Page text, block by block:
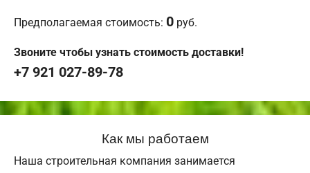
Предполагаемая стоимость: 0 руб.
Звоните чтобы узнать стоимость доставки!
+7 921 027-89-78
Как мы работаем
Наша строительная компания занимается